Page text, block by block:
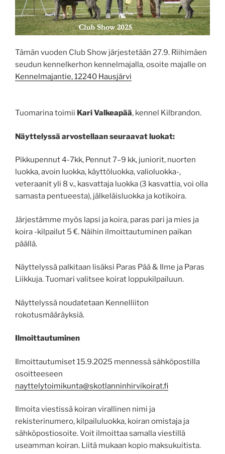
Tämän vuoden Club Show järjestetään 27.9. Riihimäen
seudun kennelkerhon kennelmajalla, osoite majalle on
Kennelmajantie, 12240 Hausjärvi
Tuomarina toimii Kari Valkeapää, kennel Kilbrandon.
Näyttelyssä arvostellaan seuraavat luokat:
Pikkupennut 4-7kk, Pennut 7–9 kk, juniorit, nuorten
luokka, avoin luokka, käyttöluokka, valioluokka-,
veteraanit yli 8 v., kasvattaja luokka (3 kasvattia, voi olla
samasta pentueesta), jälkeläisluokka ja kotikoira.
Järjestämme myös lapsi ja koira, paras pari ja mies ja
koira -kilpailut 5 €. Näihin ilmoittautuminen paikan
päällä.
Näyttelyssä palkitaan lisäksi Paras Pää & Ilme ja Paras
Liikkuja. Tuomari valitsee koirat loppukilpailuun.
Näyttelyssä noudatetaan Kennelliiton
rokotusmääräyksiä.
Ilmoittautuminen
Ilmoittautumiset 15.9.2025 mennessä sähköpostilla
osoitteeseen
nayttelytoimikunta@skotlanninhirvikoirat.fi
Ilmoita viestissä koiran virallinen nimi ja
rekisterinumero, kilpailuluokka, koiran omistaja ja
sähköpostiosoite. Voit ilmoittaa samalla viestillä
useamman koiran. Liitä mukaan kopio maksukuitista.